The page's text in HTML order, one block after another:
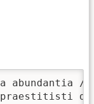
abundantia /